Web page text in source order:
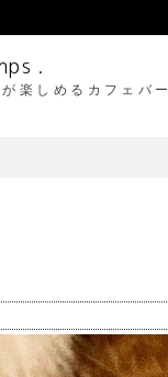
.
楽しめるカフェバー